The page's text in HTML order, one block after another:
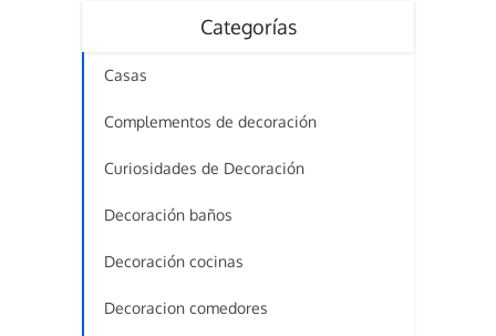
Categorías
Casas
Complementos de decoración
Curiosidades de Decoración
Decoración baños
Decoración cocinas
Decoracion comedores